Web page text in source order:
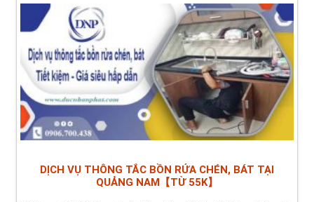
DỊCH VỤ THÔNG TẮC BỒN RỬA CHÉN, BÁT TẠI
QUẢNG NAM【TỪ 55K】